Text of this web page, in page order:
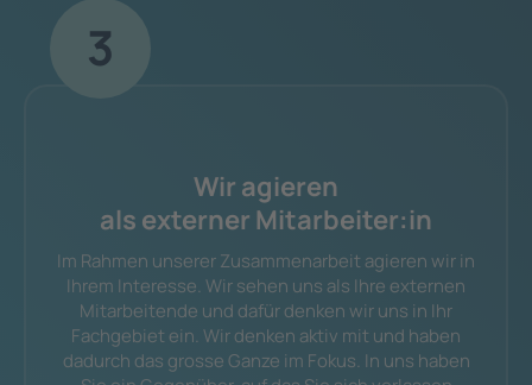
3
Wir agieren
als externer Mitarbeiter:in
Im Rahmen unserer Zusammenarbeit agieren wir in
Ihrem Interesse. Wir sehen uns als Ihre externen
Mitarbeitende und dafür denken wir uns in Ihr
Fachgebiet ein. Wir denken aktiv mit und haben
dadurch das grosse Ganze im Fokus. In uns haben